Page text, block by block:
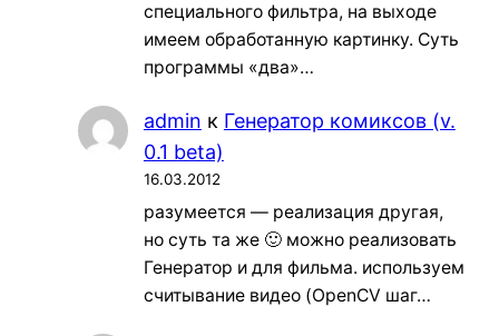
специального фильтра, на выходе
имеем обработанную картинку. Суть
программы «два»…
admin к Генератор комиксов (v.
0.1 beta)
16.03.2012
разумеется — реализация другая,
но суть та же 🙂 можно реализовать
Генератор и для фильма. используем
считывание видео (OpenCV шаг…